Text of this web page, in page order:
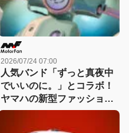
2026/07/24 07:00
人気バンド「ずっと真夜中
でいいのに。」とコラボ！
ヤマハの新型ファッション
スクーター「ファツィオ」